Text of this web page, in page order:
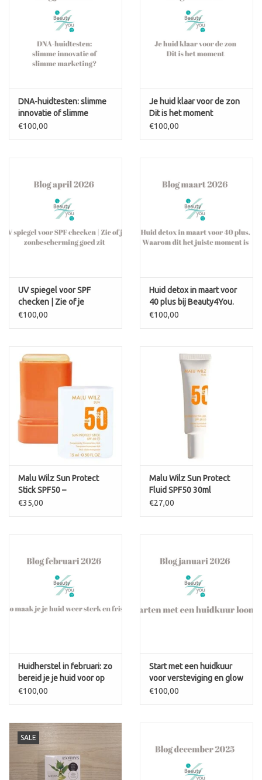
DNA-huidtesten: slimme
innovatie of slimme
marketing?
€100,00
Je huid klaar voor de zon
Dit is het moment
€100,00
UV spiegel voor SPF
checken | Zie of je
zonbescherming goed zit
€100,00
Huid detox in maart voor
40 plus bij Beauty4You.
Maak je huid klaar voor de
€100,00
Malu Wilz Sun Protect
Stick SPF50 –
Transparante
€35,00
Malu Wilz Sun Protect
Fluid SPF50 30ml
€27,00
Huidherstel in februari: zo
bereid je je huid voor op
de lente
€100,00
Start met een huidkuur
voor versteviging en glow
€100,00
SALE